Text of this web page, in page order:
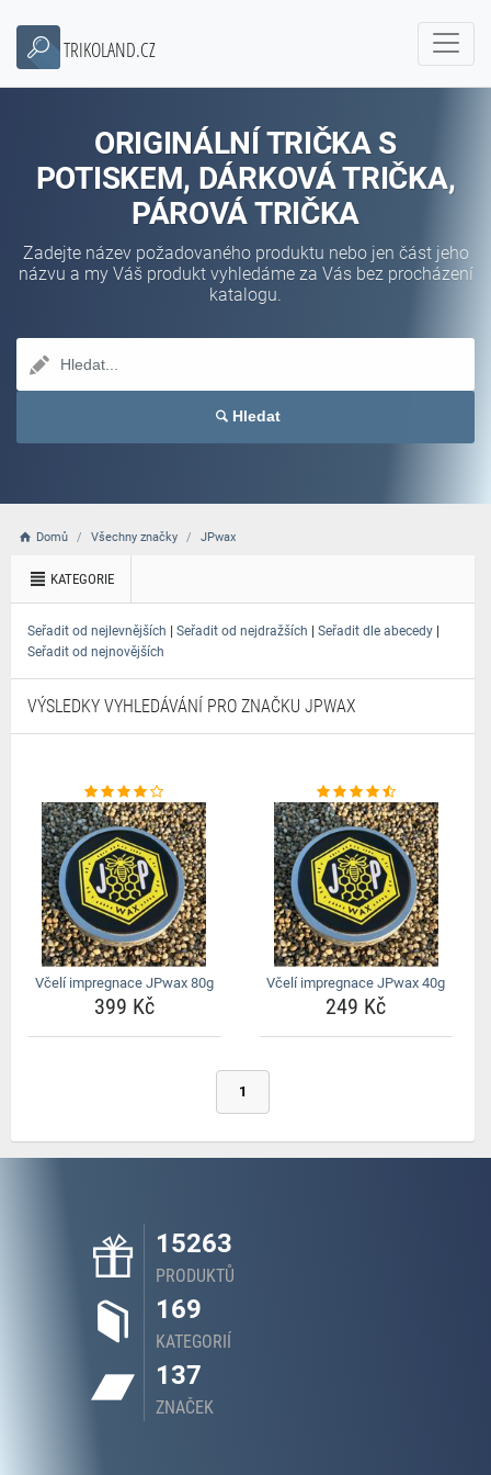
TRIKOLAND.CZ
ORIGINÁLNÍ TRIČKA S
POTISKEM, DÁRKOVÁ TRIČKA,
PÁROVÁ TRIČKA
Zadejte název požadovaného produktu nebo jen část jeho
názvu a my Váš produkt vyhledáme za Vás bez procházení
katalogu.
Hledat
Domů Všechny značky JPwax
KATEGORIE
Seřadit od nejlevnějších | Seřadit od nejdražších | Seřadit dle abecedy |
Seřadit od nejnovějších
VÝSLEDKY VYHLEDÁVÁNÍ PRO ZNAČKU JPWAX
Včelí impregnace JPwax 80g
399 Kč
Včelí impregnace JPwax 40g
249 Kč
1
15263
PRODUKTŮ
169
KATEGORIÍ
137
ZNAČEK